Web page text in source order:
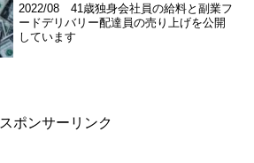
2022/08 41歳独身会社員の給料と副業フ
ードデリバリー配達員の売り上げを公開
しています
スポンサーリンク